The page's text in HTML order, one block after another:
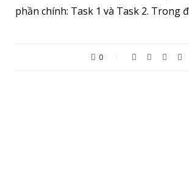
phần chính: Task 1 và Task 2. Trong
0